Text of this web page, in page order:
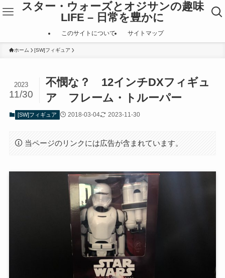
スター・ウォーズとオジサンの趣味
LIFE – 日常を豊かに
このサイトについて サイトマップ
ホーム [SW]フィギュア
不憫な？ 12インチDXフィギュ
ア フレーム・トルーパー
2023
11/30
[SW]フィギュア 2018-03-04 2023-11-30
当ページのリンクには広告が含まれています。